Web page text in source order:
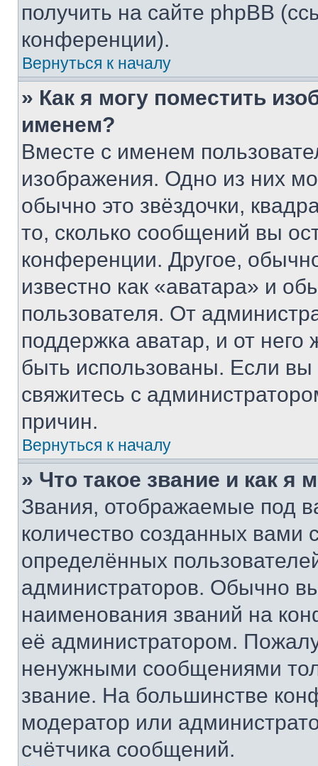
получить на сайте phpBB
конференции).
Вернуться к началу
» Как я могу поместить
именем?
Вместе с именем
изображения. Одно из них
обычно это звёздочки,
то, сколько сообщений вы
конференции. Другое,
известно как «аватара» и
пользователя. От
поддержка аватар, и от него
быть использованы. Если
свяжитесь с
причин.
Вернуться к началу
» Что такое звание и как я
Звания, отображаемые под
количество созданных
определённых
администраторов. Обычно
наименования званий на
её администратором.
ненужными сообщениями
звание. На большинстве
модератор или
счётчика сообщений.